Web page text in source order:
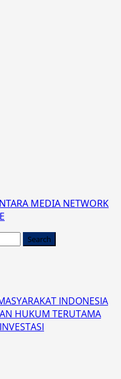
MEDIA NETWORK
INDONESIA
HUKUM TERUTAMA